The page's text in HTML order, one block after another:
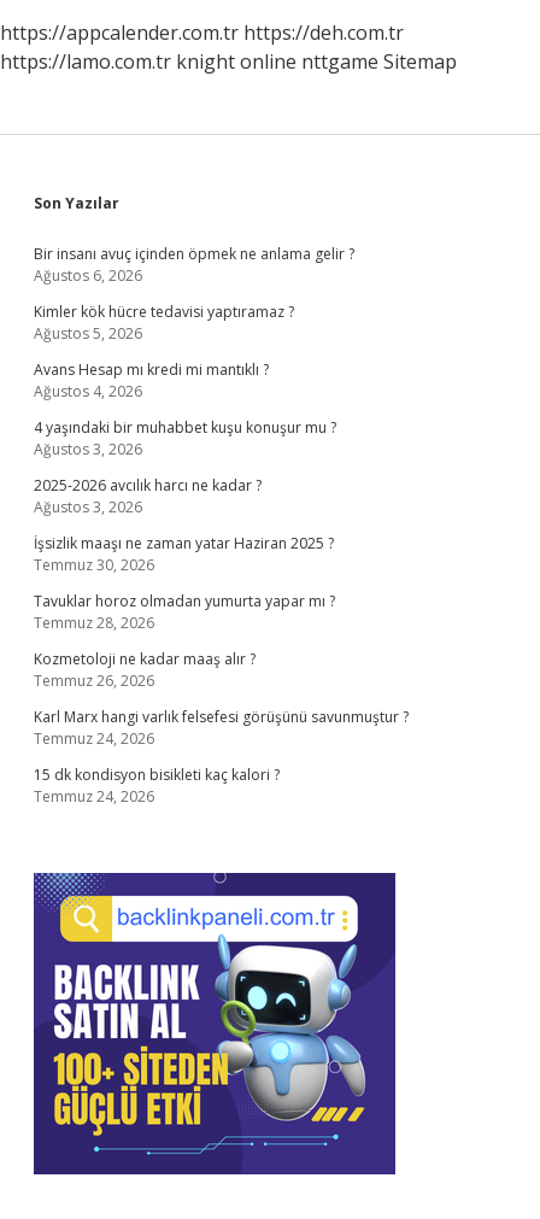
https://appcalender.com.tr https://deh.com.tr
https://lamo.com.tr knight online nttgame Sitemap
Sidebar
Son Yazılar
Bir insanı avuç içinden öpmek ne anlama gelir ?
Ağustos 6, 2026
Kimler kök hücre tedavisi yaptıramaz ?
Ağustos 5, 2026
Avans Hesap mı kredi mi mantıklı ?
Ağustos 4, 2026
4 yaşındaki bir muhabbet kuşu konuşur mu ?
Ağustos 3, 2026
2025-2026 avcılık harcı ne kadar ?
Ağustos 3, 2026
İşsizlik maaşı ne zaman yatar Haziran 2025 ?
Temmuz 30, 2026
Tavuklar horoz olmadan yumurta yapar mı ?
Temmuz 28, 2026
Kozmetoloji ne kadar maaş alır ?
Temmuz 26, 2026
Karl Marx hangi varlık felsefesi görüşünü savunmuştur ?
Temmuz 24, 2026
15 dk kondisyon bisikleti kaç kalori ?
Temmuz 24, 2026